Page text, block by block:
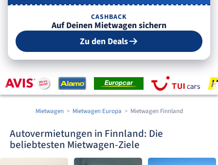
CASHBACK
Auf Deinen Mietwagen sichern
Zu den Deals
Mietwagen Mietwagen Europa Mietwagen Finnland
Autovermietungen in Finnland: Die
beliebtesten Mietwagen-Ziele